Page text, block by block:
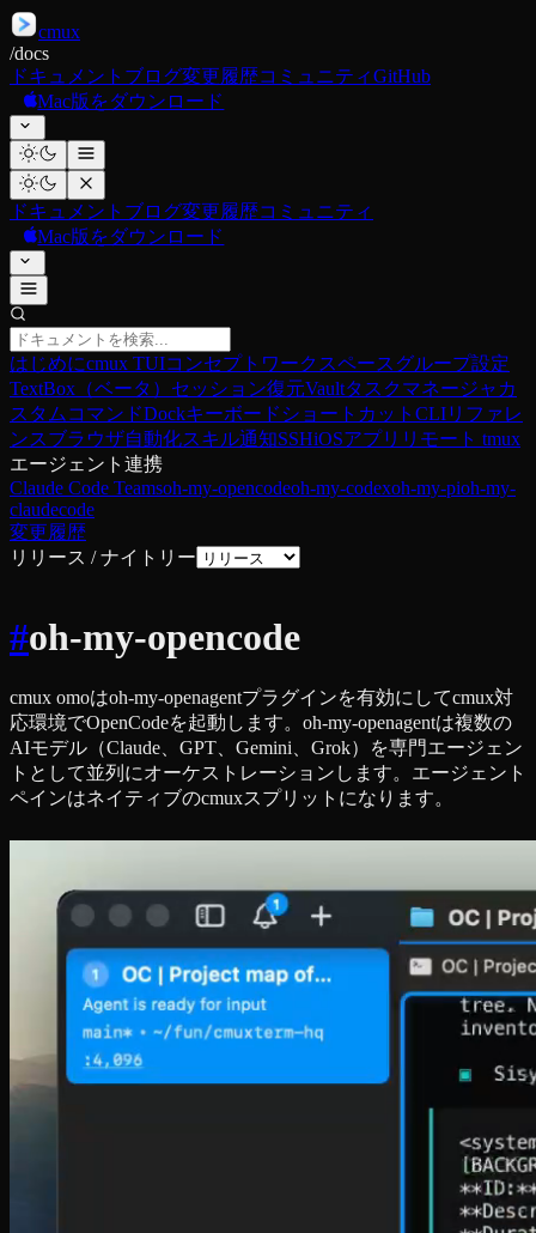
cmux
/docs
ドキュメント ブログ変更履歴コミュニティGitHub
Mac版をダウンロード
ドキュメント ブログ変更履歴コミュニティ
Mac版をダウンロード
はじめにcmux TUIコンセプト ワークスペースグループ設定
TextBox（ベータ） セッション復元Vaultタスクマネージャ カ
スタムコマンドDockキーボードショートカット CLIリファレ
ンスブラウザ自動化スキル通知SSHiOSアプリ リモート tmux
エージェント連携
Claude Code Teamsoh-my-opencodeoh-my-codexoh-my-pioh-my-
claudecode
変更履歴
リリース / ナイトリー
#oh-my-opencode
cmux omoはoh-my-openagentプラグインを有効にしてcmux対
応環境でOpenCodeを起動します。oh-my-openagentは複数の
AIモデル（Claude、GPT、Gemini、Grok）を専門エージェン
トとして並列にオーケストレーションします。エージェント
ペインはネイティブのcmuxスプリットになります。